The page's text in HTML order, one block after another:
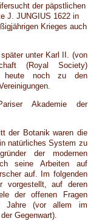
der päpstlichen
J. JUNGIUS 1622 in
Krieges auch
unter Karl II. (von
(Royal Society)
heute noch zu den
Akademie der
der Botanik waren die
natürliches System zu
der modernen
seine Arbeiten auf
auf. Im folgenden
vorgestellt, auf deren
der offenen Fragen
Jahre (vor allem im
Gegenwart).